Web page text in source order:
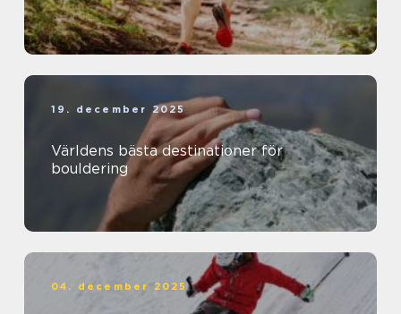
19. december 2025
Världens bästa destinationer för
bouldering
04. december 2025